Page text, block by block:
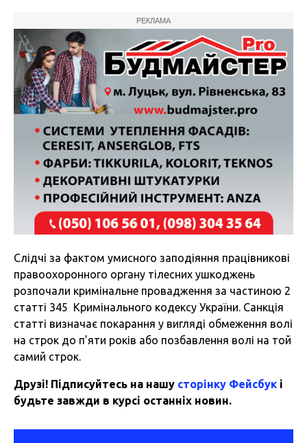
РЕКЛАМА
Слідчі за фактом умисного заподіяння працівникові
правоохоронного органу тілесних ушкоджень
розпочали кримінальне провадження за частиною 2
статті 345 Кримінального кодексу України. Санкція
статті визначає покарання у вигляді обмеження волі
на строк до п’яти років або позбавлення волі на той
самий строк.
Друзі! Підписуйтесь на нашу сторінку Фейсбук і
будьте завжди в курсі останніх новин.